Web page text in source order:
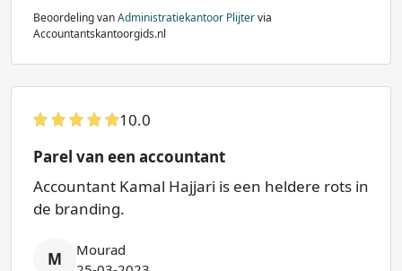
Beoordeling vanAdministratiekantoor Plijtervia
Accountantskantoorgids.nl
10.0
Parel van een accountant
Accountant Kamal Hajjari is een heldere rots in
de branding.
M
Mourad